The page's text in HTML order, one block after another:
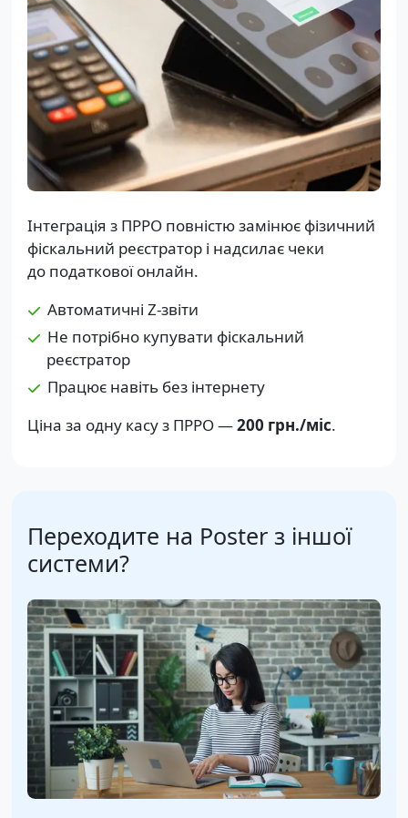
Інтеграція з ПРРО повністю замінює фізичний
фіскальний реєстратор і надсилає чеки
до податкової онлайн.
Автоматичні Z-звіти
Не потрібно купувати фіскальний
реєстратор
Працює навіть без інтернету
Ціна за одну касу з ПРРО —200 грн./міс.
Переходите на Poster з іншої
системи?